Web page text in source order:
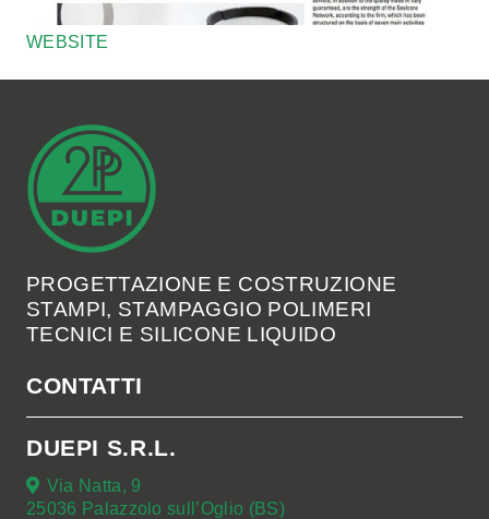
WEBSITE
PROGETTAZIONE E COSTRUZIONE
STAMPI, STAMPAGGIO POLIMERI
TECNICI E SILICONE LIQUIDO
CONTATTI
DUEPI S.R.L.
Via Natta, 9
25036 Palazzolo sull’Oglio (BS)